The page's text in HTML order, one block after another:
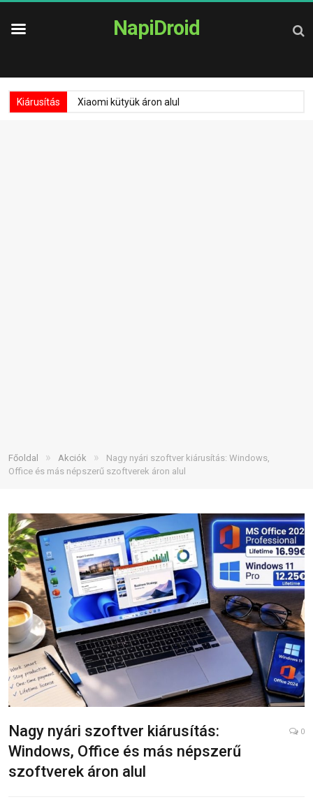
NapiDroid
Kiárusítás Xiaomi kütyük áron alul
Főoldal » Akciók »
Nagy nyári szoftver kiárusítás: Windows,
Office és más népszerű szoftverek áron alul
Nagy nyári szoftver kiárusítás:
Windows, Office és más népszerű
szoftverek áron alul
0